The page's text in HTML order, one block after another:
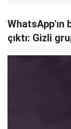
WhatsApp'ın
çıktı: Gizli